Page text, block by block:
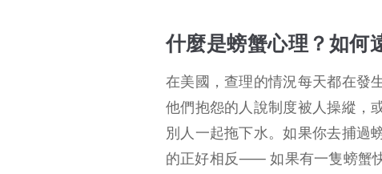
什麼是螃蟹心理？如何
在美國，查理的情況每天都在發
他們抱怨的人說制度被人操縱，
別人一起拖下水。如果你去捕過
的正好相反⸺ 如果有一隻螃蟹